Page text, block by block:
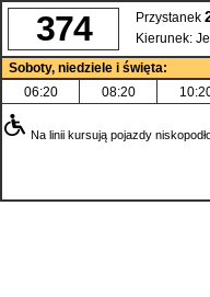
374 Przystanek
Kierunek:
Soboty, niedziele i święta:
06:20
08:20
Na linii kursują pojazdy